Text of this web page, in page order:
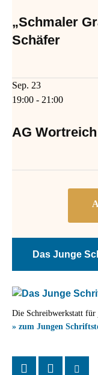
„Schmaler
Schäfer
Sep. 23
19:00 - 21:00
AG Wortreich
Das Junge
Die Schreibwerkstatt für
» zum Jungen